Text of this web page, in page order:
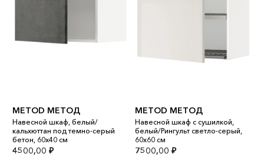
METOD МЕТОД
Навесной шкаф, белый/
кальхюттан под темно-серый
бетон, 60x40 см
4500,00 ₽
METOD МЕТОД
Навесной шкаф с сушилкой,
белый/Рингульт светло-серый,
60x60 см
7500,00 ₽